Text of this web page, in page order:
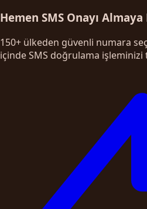
Hemen SMS Onayı Almaya
150+ ülkeden güvenli numara
içinde SMS doğrulama işleminizi